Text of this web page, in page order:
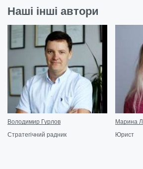
Наші інші автори
Володимир Гурлов
Стратегічний радник
Марина
Юрист